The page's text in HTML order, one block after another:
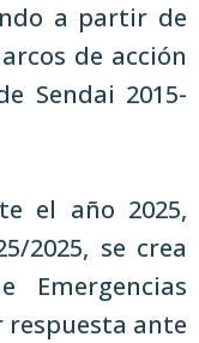
a partir de
de acción
Sendai 2015-
el año 2025,
2025, se crea
Emergencias
respuesta ante